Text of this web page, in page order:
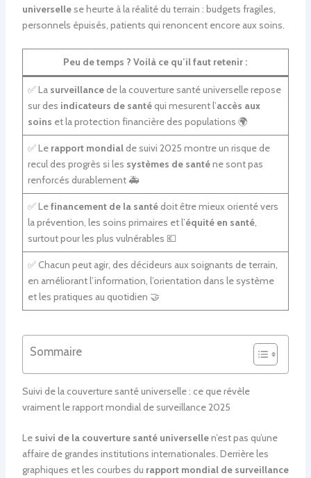
universellese heurte à la réalité du terrain : budgets fragiles,
personnels épuisés, patients qui renoncent encore aux soins.
Peu de temps ? Voilà ce qu’il faut retenir :
✅ La surveillancede la couverture santé universelle repose
sur des indicateurs de santéqui mesurent l’accès aux
soins et la protection financière des populations 🌍
✅ Le rapport mondialde suivi 2025 montre un risque de
recul des progrès si les systèmes de santéne sont pas
renforcés durablement 🚑
✅ Lefinancement de la santédoit être mieux orienté vers
la prévention, les soins primaires et l’équité en santé,
surtout pour les plus vulnérables 💶
✅ Chacun peut agir, des décideurs aux soignants de terrain,
en améliorant l’information, l’orientation dans le système
et les pratiques au quotidien 🤝
Sommaire
Suivi de la couverture santé universelle : ce que révèle
vraiment le rapport mondial de surveillance 2025
Le suivi de la couverture santé universellen’est pas qu’une
affaire de grandes institutions internationales. Derrière les
graphiques et les courbes du rapport mondial de surveillance